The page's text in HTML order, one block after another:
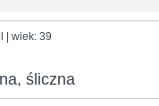
| wiek: 39
śliczna